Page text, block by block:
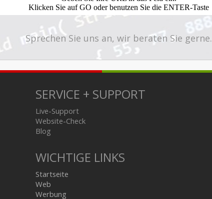
Sprechen Sie uns an, wir beraten Sie gerne.
SERVICE + SUPPORT
Live-Support
Website-Check
Blog
WICHTIGE LINKS
Startseite
Web
Werbung